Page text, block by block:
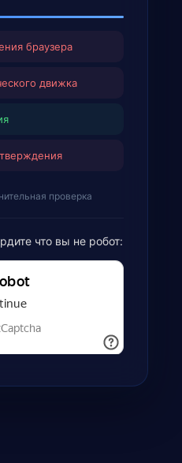
браузера
движка
проверка
что вы не робот: